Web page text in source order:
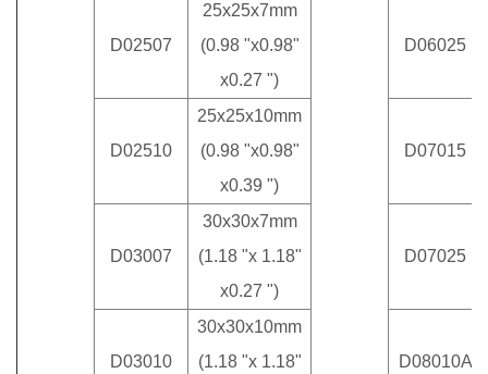
D02507
25x25x7mm
(0.98 "x0.98"
x0.27 ")
D06025
D02510
25x25x10mm
(0.98 "x0.98"
x0.39 ")
D07015
D03007
30x30x7mm
(1.18 "x 1.18"
x0.27 ")
D07025
D03010
30x30x10mm
(1.18 "x 1.18"
D08010A